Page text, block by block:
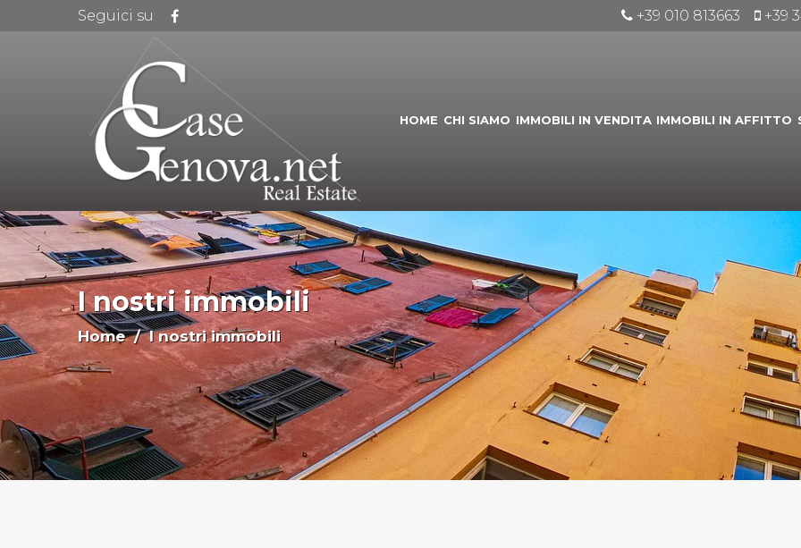
Seguici su +39 010 813663 +39
HOME CHI SIAMO IMMOBILI IN VENDITA IMMOBILI IN AFFITTO
I nostri immobili
Home/ I nostri immobili